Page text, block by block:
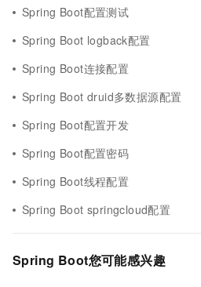
Spring Boot配置测试
Spring Boot logback配置
Spring Boot连接配置
Spring Boot druid多数据源配置
Spring Boot配置开发
Spring Boot配置密码
Spring Boot线程配置
Spring Boot springcloud配置
Spring Boot您可能感兴趣